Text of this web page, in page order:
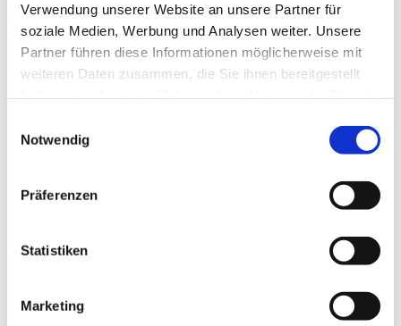
Verwendung unserer Website an unsere Partner für
soziale Medien, Werbung und Analysen weiter. Unsere
Partner führen diese Informationen möglicherweise mit
weiteren Daten zusammen, die Sie ihnen bereitgestellt
Notwendig
Präferenzen
Statistiken
Marketing
Promotion
Bereich Neurowissenschaften an der Universität
Bergen / Norwegen
5-jährige Weiterbildung zur Psychologischen
Verhaltenstherapie am Institut für Aus- und
Weiterbildung in klinischer Verhaltenstherapie und
Klinisch-psychologische Tätigkeiten
(Einzel- und
Fachkliniken MediClin St. Wendel, MediClin Blieskastel
und Median Berus, schwerpunktmäßige Behandlungen